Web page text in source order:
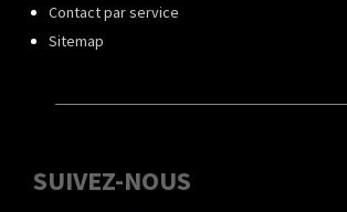
Contact par service
Sitemap
SUIVEZ-NOUS